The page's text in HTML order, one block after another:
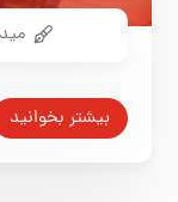
بیشتر بخوانید